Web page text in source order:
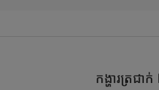
កង្ហារត្រ